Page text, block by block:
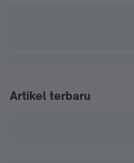
Artikel terbaru